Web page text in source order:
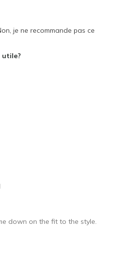
je ne recommande pas ce
utile?
down on the fit to the style.